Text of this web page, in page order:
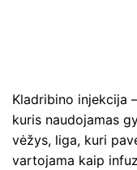
Kladribino injekcija
kuris naudojamas
vėžys, liga, kuri
vartojama kaip